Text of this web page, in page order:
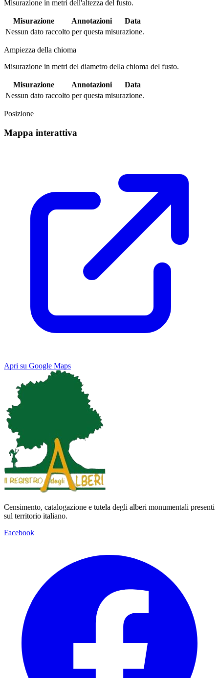
Misurazione in metri dell'altezza del fusto.
Misurazione Annotazioni
Data
Nessun dato raccolto per questa misurazione.
Ampiezza della chioma
Misurazione in metri del diametro della chioma del fusto.
Misurazione Annotazioni
Data
Nessun dato raccolto per questa misurazione.
Posizione
Mappa interattiva
Apri su Google Maps
Map Satellite
Keyboard shortcuts
Censimento, catalogazione e tutela degli alberi monumentali presenti
sul territorio italiano.
Facebook